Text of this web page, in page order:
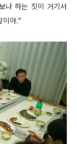
나 하는 짓이 거기서
이야.”